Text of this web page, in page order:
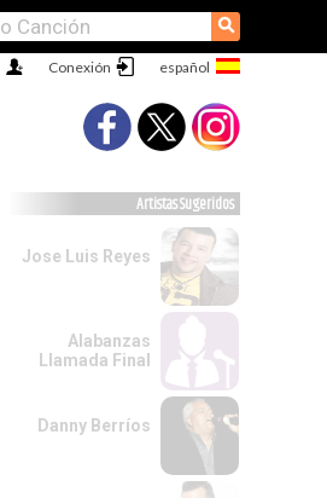
⚲
Conexión
Artistas Sugeridos
Jose Luis Reyes
Alabanzas
Llamada Final
Danny Berríos